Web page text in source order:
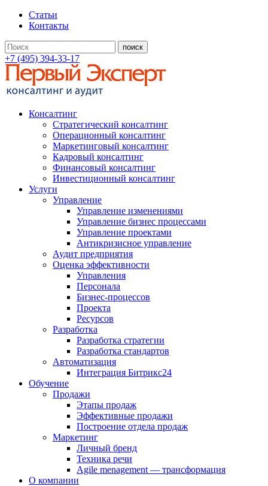
Статьи
Контакты
+7 (495) 394-33-17
Консалтинг
Стратегический консалтинг
Операционный консалтинг
Маркетинговый консалтинг
Кадровый консалтинг
Финансовый консалтинг
Инвестиционный консалтинг
Услуги
Управление
Управление изменениями
Управление бизнес процессами
Управление проектами
Антикризисное управление
Аудит предприятия
Оценка эффективности
Управления
Персонала
Бизнес-процессов
Проекта
Ресурсов
Разработка
Разработка стратегии
Разработка стандартов
Автоматизация
Интеграция Битрикс24
Обучение
Продажи
Этапы продаж
Эффективные продажи
Построение отдела продаж
Маркетинг
Личный бренд
Техника речи
Agile menagement — трансформация
О компании